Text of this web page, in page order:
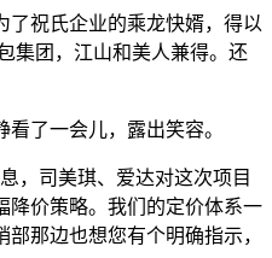
了祝氏企业的乘龙快婿，得以
集团，江山和美人兼得。还
了一会儿，露出笑容。
，司美琪、爱达对这次项目
降价策略。我们的定价体系一
那边也想您有个明确指示，